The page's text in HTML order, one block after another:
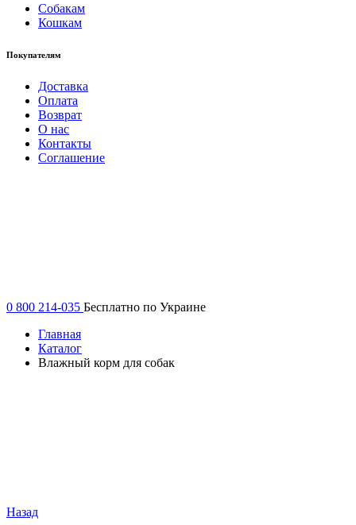
Собакам
Кошкам
Покупателям
Доставка
Оплата
Возврат
О нас
Контакты
Соглашение
0 800 214-035 Бесплатно по Украине
Главная
Каталог
Влажный корм для собак
Назад